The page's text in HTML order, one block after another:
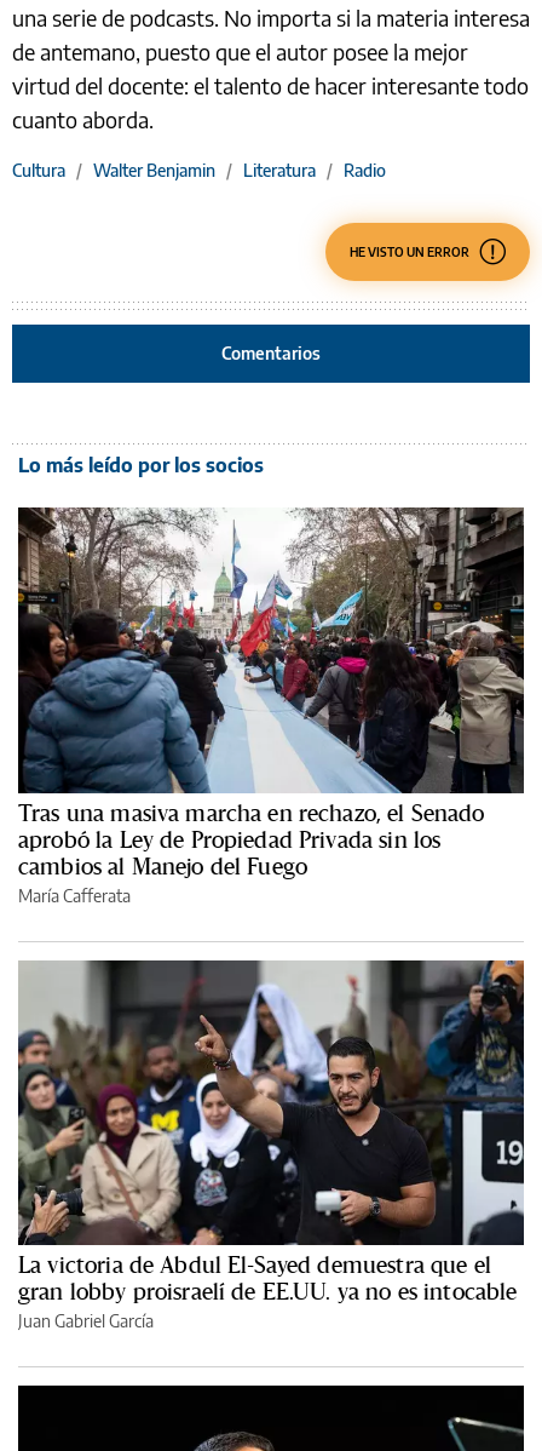
una serie de podcasts. No importa si la materia interesa
de antemano, puesto que el autor posee la mejor
virtud del docente: el talento de hacer interesante todo
cuanto aborda.
Cultura / Walter Benjamin / Literatura / Radio
HE VISTO UN ERROR
Comentarios
Lo más leído por los socios
Tras una masiva marcha en rechazo, el Senado
aprobó la Ley de Propiedad Privada sin los
cambios al Manejo del Fuego
María Cafferata
La victoria de Abdul El-Sayed demuestra que el
gran lobby proisraelí de EE.UU. ya no es intocable
Juan Gabriel García